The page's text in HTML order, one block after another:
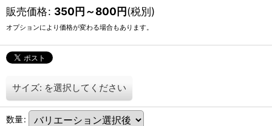
販売価格: 350円～800円(税別)
オプションにより価格が変わる場合もあります。
サイズ: を選択してください
数量: